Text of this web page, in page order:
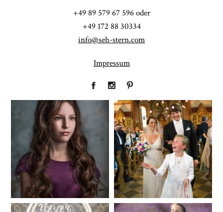
+49 89 579 67 596 oder
+49 172 88 30334
info@seh-stern.com
Impressum
Fineart
41
Hochzeit
183